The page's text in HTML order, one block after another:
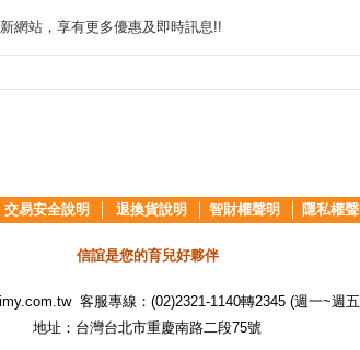
網站，享有更多優惠及即時訊息!!
交易安全說明 退換貨說明 智財權聲明 隱私權
信誼是您的育兒好夥伴
客服專線：(02)2321-1140轉2345 (週一~週
地址：台灣台北市重慶南路二段75號